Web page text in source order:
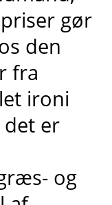
gør
den
fra
ironi
er
og